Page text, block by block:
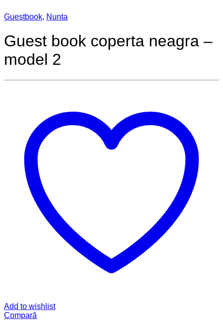
Guestbook, Nunta
Guest book coperta neagra –
model 2
Add to wishlist
Compară